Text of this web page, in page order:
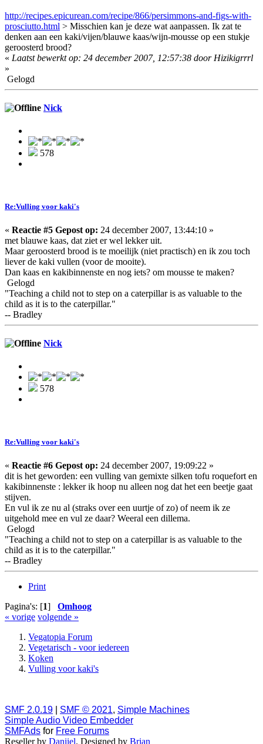
http://recipes.epicurean.com/recipe/866/persimmons-and-figs-with-
prosciutto.html > Misschien kan je deze wat aanpassen. Ik zat te
denken aan een kaki/vijen/blauwe kaas/wijn-mousse op een stukje
geroosterd brood?
« Laatst bewerkt op: 24 december 2007, 12:57:38 door Hizikigrrrl
»
Gelogd
Nick
578
Re:Vulling voor kaki's
« Reactie #5 Gepost op: 24 december 2007, 13:44:10 »
met blauwe kaas, dat ziet er wel lekker uit.
Maar geroosterd brood is te moeilijk (niet practisch) en ik zou toch
liever de kaki vullen (voor de mooite).
Dan kaas en kakibinnenste en nog iets? om mousse te maken?
Gelogd
"Teaching a child not to step on a caterpillar is as valuable to the
child as it is to the caterpillar."
-- Bradley
Nick
578
Re:Vulling voor kaki's
« Reactie #6 Gepost op: 24 december 2007, 19:09:22 »
dit is het geworden: een vulling van gemixte silken tofu roquefort en
kakibinnenste : lekker ik hoop nu alleen nog dat het een beetje gaat
stijven.
En vul ik ze nu al (straks over een uurtje of zo) of neem ik ze
uitgehold mee en vul ze daar? Weeral een dillema.
Gelogd
"Teaching a child not to step on a caterpillar is as valuable to the
child as it is to the caterpillar."
-- Bradley
Print
Pagina's: [1] Omhoog
« vorige volgende »
Vegatopia Forum
Vegetarisch - voor iedereen
Koken
Vulling voor kaki's
SMF 2.0.19 SMF © 2021, Simple Machines
Simple Audio Video Embedder
SMFAds for Free Forums
Reseller by Daniiel. Designed by Brian